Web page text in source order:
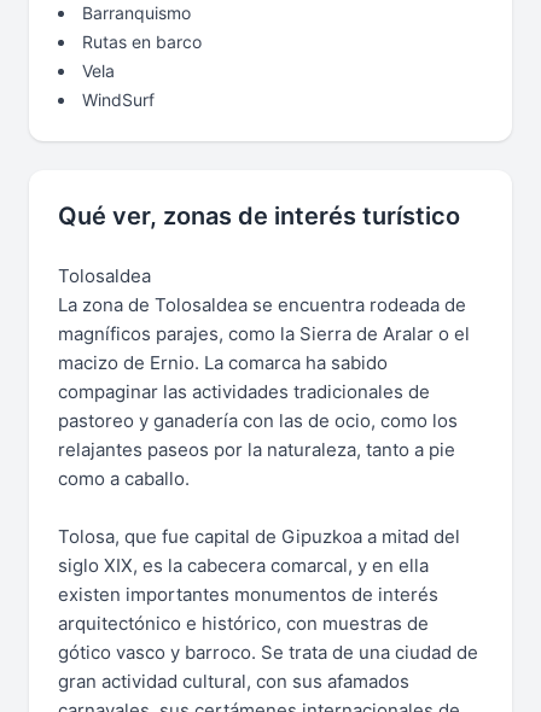
Barranquismo
Rutas en barco
Vela
WindSurf
Qué ver, zonas de interés turístico
Tolosaldea
La zona de Tolosaldea se encuentra rodeada de
magníficos parajes, como la Sierra de Aralar o el
macizo de Ernio. La comarca ha sabido
compaginar las actividades tradicionales de
pastoreo y ganadería con las de ocio, como los
relajantes paseos por la naturaleza, tanto a pie
como a caballo.
Tolosa, que fue capital de Gipuzkoa a mitad del
siglo XIX, es la cabecera comarcal, y en ella
existen importantes monumentos de interés
arquitectónico e histórico, con muestras de
gótico vasco y barroco. Se trata de una ciudad de
gran actividad cultural, con sus afamados